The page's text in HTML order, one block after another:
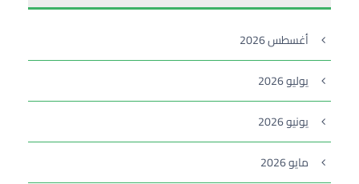
أغسطس 2026
يوليو 2026
يونيو 2026
مايو 2026